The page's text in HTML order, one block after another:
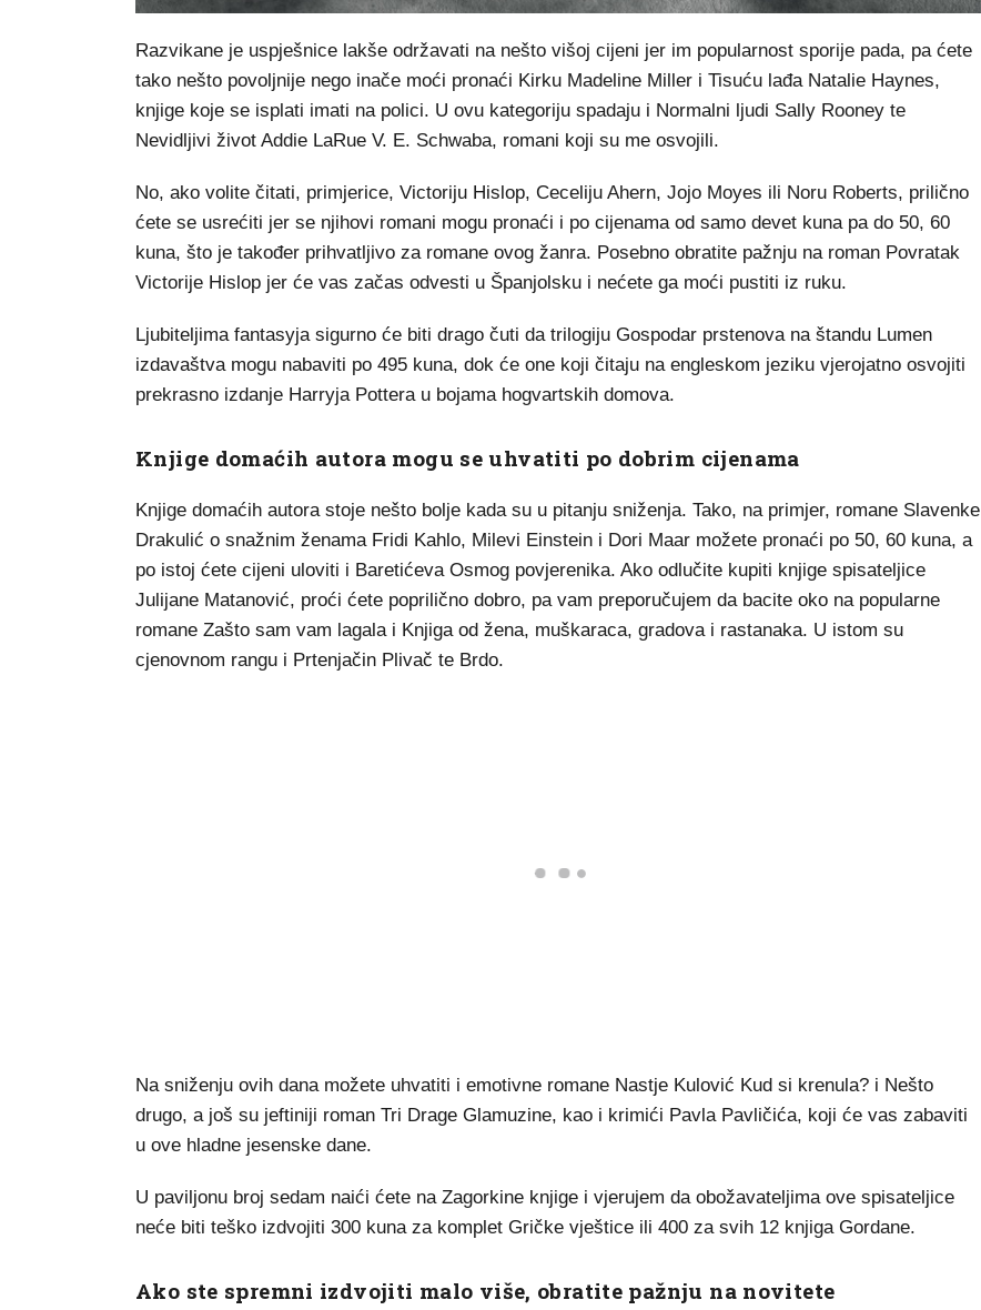
Razvikane je uspješnice lakše održavati na nešto višoj cijeni jer im popularnost sporije pada, pa ćete
tako nešto povoljnije nego inače moći pronaći Kirku Madeline Miller i Tisuću lađa Natalie Haynes,
knjige koje se isplati imati na polici. U ovu kategoriju spadaju i Normalni ljudi Sally Rooney te
Nevidljivi život Addie LaRue V. E. Schwaba, romani koji su me osvojili.
No, ako volite čitati, primjerice, Victoriju Hislop, Ceceliju Ahern, Jojo Moyes ili Noru Roberts, prilično
ćete se usrećiti jer se njihovi romani mogu pronaći i po cijenama od samo devet kuna pa do 50, 60
kuna, što je također prihvatljivo za romane ovog žanra. Posebno obratite pažnju na roman Povratak
Victorije Hislop jer će vas začas odvesti u Španjolsku i nećete ga moći pustiti iz ruku.
Ljubiteljima fantasyja sigurno će biti drago čuti da trilogiju Gospodar prstenova na štandu Lumen
izdavaštva mogu nabaviti po 495 kuna, dok će one koji čitaju na engleskom jeziku vjerojatno osvojiti
prekrasno izdanje Harryja Pottera u bojama hogvartskih domova.
Knjige domaćih autora mogu se uhvatiti po dobrim cijenama
Knjige domaćih autora stoje nešto bolje kada su u pitanju sniženja. Tako, na primjer, romane Slavenke
Drakulić o snažnim ženama Fridi Kahlo, Milevi Einstein i Dori Maar možete pronaći po 50, 60 kuna, a
po istoj ćete cijeni uloviti i Baretićeva Osmog povjerenika. Ako odlučite kupiti knjige spisateljice
Julijane Matanović, proći ćete poprilično dobro, pa vam preporučujem da bacite oko na popularne
romane Zašto sam vam lagala i Knjiga od žena, muškaraca, gradova i rastanaka. U istom su
cjenovnom rangu i Prtenjačin Plivač te Brdo.
Na sniženju ovih dana možete uhvatiti i emotivne romane Nastje Kulović Kud si krenula? i Nešto
drugo, a još su jeftiniji roman Tri Drage Glamuzine, kao i krimići Pavla Pavličića, koji će vas zabaviti
u ove hladne jesenske dane.
U paviljonu broj sedam naići ćete na Zagorkine knjige i vjerujem da obožavateljima ove spisateljice
neće biti teško izdvojiti 300 kuna za komplet Gričke vještice ili 400 za svih 12 knjiga Gordane.
Ako ste spremni izdvojiti malo više, obratite pažnju na novitete